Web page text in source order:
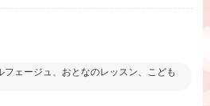
ェージュ、おとなのレッスン、こども